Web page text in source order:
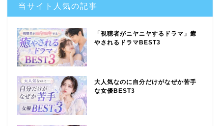
当サイト人気の記事
「視聴者がニヤニヤするドラマ」癒
やされるドラマBEST3
大人気なのに自分だけがなぜか苦手
な女優BEST3